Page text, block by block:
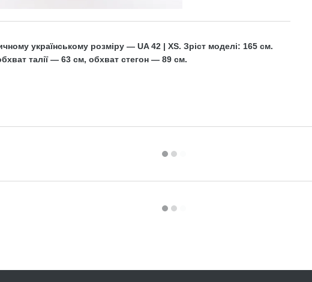
українському розміру — UA 42 | XS. Зріст моделі: 165 см.
талії — 63 см, обхват стегон — 89 см.